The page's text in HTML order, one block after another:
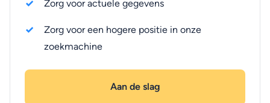
Zorg voor actuele gegevens
Zorg voor een hogere positie in onze
zoekmachine
Aan de slag